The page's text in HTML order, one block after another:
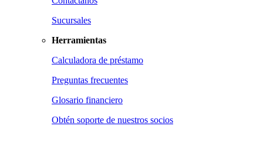
Sucursales
Herramientas
Calculadora de préstamo
Preguntas frecuentes
Glosario financiero
Obtén soporte de nuestros socios